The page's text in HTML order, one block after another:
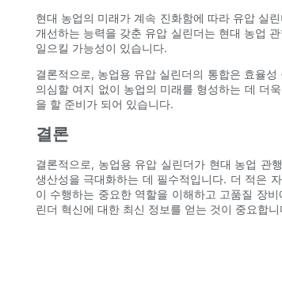
현대 농업의 미래가 계속 진화함에 따라 유압 실
개선하는 능력을 갖춘 유압 실린더는 현대 농업
일으킬 가능성이 있습니다.
결론적으로, 농업용 유압 실린더의 통합은 효율
의심할 여지 없이 농업의 미래를 형성하는 데 더
을 할 준비가 되어 있습니다.
결론
결론적으로, 농업용 유압 실린더가 현대 농업 관
생산성을 극대화하는 데 필수적입니다. 더 적은
이 수행하는 중요한 역할을 이해하고 고품질 장
린더 혁신에 대한 최신 정보를 얻는 것이 중요합